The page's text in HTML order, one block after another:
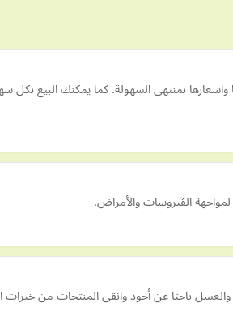
بمنتهى السهولة. كما يمكنك البيع بكل
الڤيروسات والأمراض.
باحثا عن أجود وانقى المنتجات من خيرات